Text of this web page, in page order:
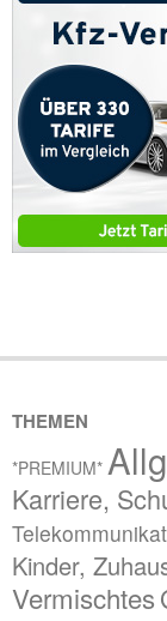
THEMEN
*PREMIUM*
Karriere,
Kinder,
Vermischtes